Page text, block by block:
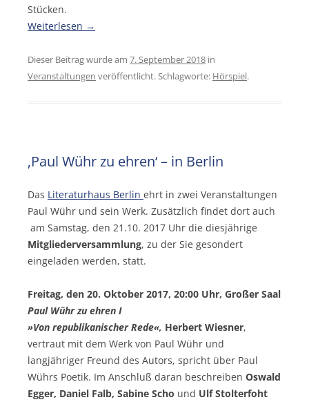
Stücken.
Weiterlesen →
Dieser Beitrag wurde am 7. September 2018in
Veranstaltungen veröffentlicht. Schlagworte: Hörspiel.
‚Paul Wühr zu ehren‘ – in Berlin
Das Literaturhaus Berlin ehrt in zwei Veranstaltungen
Paul Wühr und sein Werk. Zusätzlich findet dort auch
am Samstag, den 21.10. 2017 Uhr die diesjährige
Mitgliederversammlung, zu der Sie gesondert
eingeladen werden, statt.
Freitag, den 20. Oktober 2017, 20:00 Uhr, Großer Saal
Paul Wühr zu ehren I
»Von republikanischer Rede«, Herbert Wiesner,
vertraut mit dem Werk von Paul Wühr und
langjähriger Freund des Autors, spricht über Paul
Wührs Poetik. Im Anschluß daran beschreiben Oswald
Egger, Daniel Falb, Sabine Scho und Ulf Stolterfoht